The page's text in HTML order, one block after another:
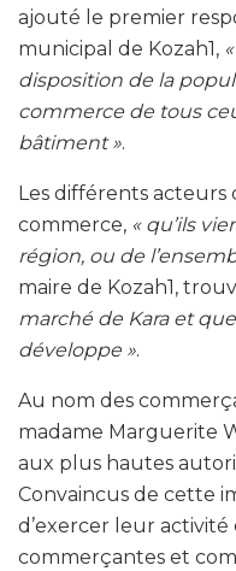
ajouté le premier
municipal de Kozah1,
disposition de la
commerce de tous
bâtiment ».
Les différents
commerce, « qu’ils
région, ou de
maire de Kozah1,
marché de Kara et
développe ».
Au nom des
madame Marguerite
aux plus hautes
Convaincus de cette
d’exercer leur
commerçantes et